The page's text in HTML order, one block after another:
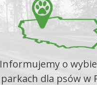
Informujemy o
parkach dla psów w